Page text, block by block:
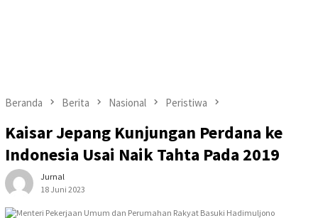
Beranda Berita Nasional Peristiwa
Kaisar Jepang Kunjungan Perdana ke
Indonesia Usai Naik Tahta Pada 2019
Jurnal
18 Juni 2023